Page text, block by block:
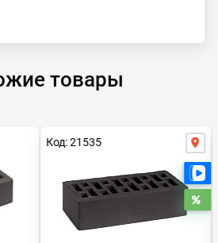
товары
Код: 21535